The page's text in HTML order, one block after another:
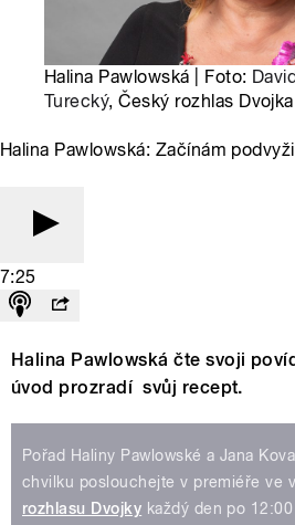
Halina Pawlowská | Foto: David
Turecký, Český rozhlas Dvojka
Halina Pawlowská: Začínám
7:25
Halina Pawlowská čte svoji
úvod prozradí svůj recept.
Pořad Haliny Pawlowské a Jana
chvilku poslouchejte v premiéře ve
rozhlasu Dvojky každý den po